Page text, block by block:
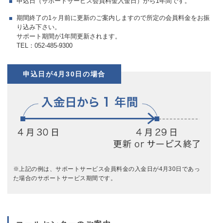
期間終了の1ヶ月前に更新のご案内しますので所定の会員料金をお振
り込み下さい。
サポート期間が1年間更新されます。
TEL：052-485-9300
申込日が4月30日の場合
※上記の例は、サポートサービス会員料金の入金日が4月30日であっ
た場合のサポートサービス期間です。